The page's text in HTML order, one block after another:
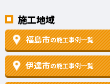
施工地域
福島市の施工事例一覧
伊達市の施工事例一覧